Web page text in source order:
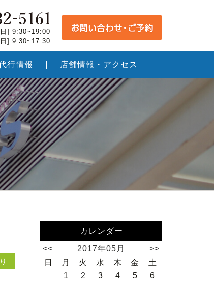
] 9:30~19:00
] 9:30~17:30
行情報 店舗情報・アクセス
カレンダー
<< 2017年05月
>>
日
月 火 水 木 金
土
1
2 3 4 5
6